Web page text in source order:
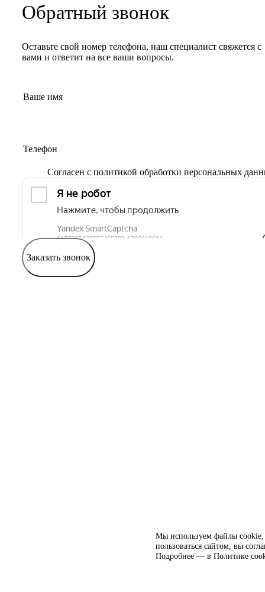
Мы используем файлы cookie,
пользоваться сайтом, вы
Подробнее — в Политике
Обратный звонок
Оставьте свой номер телефона, наш специалист свяжется с
вами и ответит на все ваши вопросы.
Согласен с политикой обработки персональных
Заказать звонок